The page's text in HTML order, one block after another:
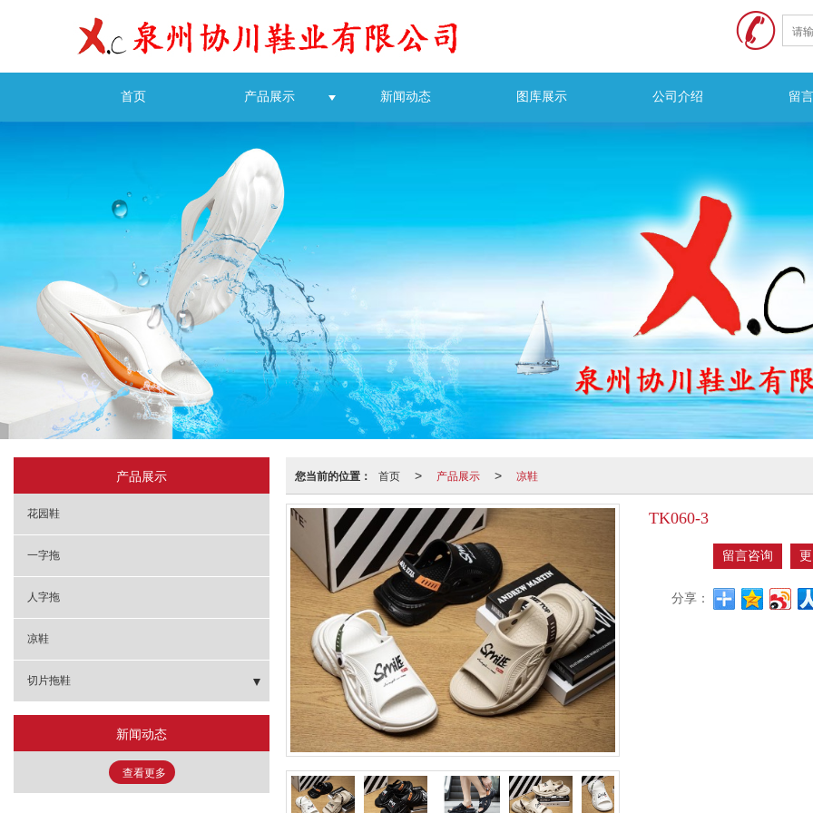
首页 产品展示 新闻动态 图库展示 公司介绍 留
您当前的位置： 首页 > 产品展示 > 凉鞋
TK060-3
留言咨询
分享：
产品展示
花园鞋
一字拖
人字拖
凉鞋
切片拖鞋
新闻动态
查看更多